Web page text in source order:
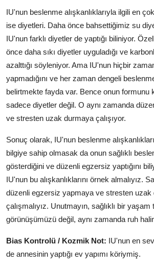
IU'nun beslenme alışkanlıklarıyla ilgili en
ise diyetleri. Daha önce bahsettiğimiz su
IU'nun farklı diyetler de yaptığı biliniyor.
önce daha sıkı diyetler uyguladığı ve
azalttığı söyleniyor. Ama IU'nun hiçbir
yapmadığını ve her zaman dengeli
belirtmekte fayda var. Bence onun formunu
sadece diyetler değil. O aynı zamanda
ve stresten uzak durmaya çalışıyor.
Sonuç olarak, IU'nun beslenme
bilgiye sahip olmasak da onun sağlıklı
gösterdiğini ve düzenli egzersiz yaptığını
IU'nun bu alışkanlıklarını örnek almalıyız.
düzenli egzersiz yapmaya ve stresten uzak
çalışmalıyız. Unutmayın, sağlıklı bir yaşam
görünüşümüzü değil, aynı zamanda ruh
Bias Kontrolü / Kozmik Not: IU'nun en
de annesinin yaptığı ev yapımı köriymiş.